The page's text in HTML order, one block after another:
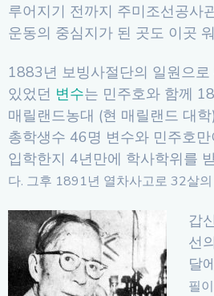
루어지기 전까지 주미조선공사
운동의 중심지가 된 곳도 이곳
1883년 보빙사절단의 일원으
있었던 변수는 민주호와 함께
매릴랜드농대 (현 매릴랜드 대
총학생수 46명 변수와 민주호
입학한지 4년만에 학사학위를
다. 그후 1891년 열차사고로 32살
갑
선
달
필